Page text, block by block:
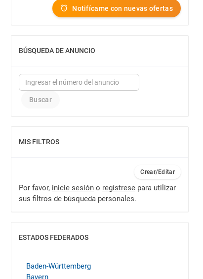
Notifícame con nuevas ofertas
BÚSQUEDA DE ANUNCIO
MOSTRAR
MIS FILTROS
MOSTRAR
Crear/Editar
Por favor, inicie sesión o regístrese para utilizar
sus filtros de búsqueda personales.
ESTADOS FEDERADOS
MOSTRAR
Baden-Württemberg
Bayern